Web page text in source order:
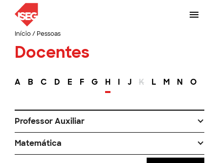
Início/ Pessoas
Docentes
A B C D E F G H I J K L M N O
Professor Auxiliar
Matemática